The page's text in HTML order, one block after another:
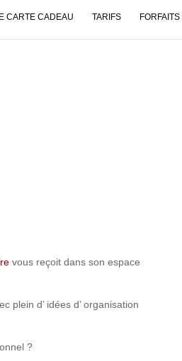
CARTE CADEAU TARIFS FORFAITS
vous reçoit dans son espace
plein d’ idées d’ organisation
?